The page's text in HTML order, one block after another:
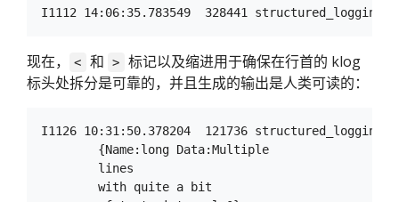
现在， < 和 >
标记以及缩进用于确保在行首的 klog
标头处拆分是可靠的，并且生成的输出是人类可读的：
I1126 10:31:50.378204  121736